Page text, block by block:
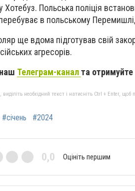
Хотебуз. Польська поліція
в польському
ще вдома підготував свій
агресорів.
Телеграм-каналта
необхідний текст і натисніть Ctrl + Enter, щоб
#січень #2024
0,0 Оцініть першим